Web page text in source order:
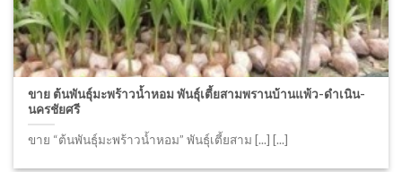
ขาย ต้นพันธุ์มะพร้าวน้ำหอม พันธุ์เตี้ยสามพรานบ้านแพ้ว-ดำเนิน-
นครชัยศรี
ขาย “ต้นพันธุ์มะพร้าวน้ำหอม” พันธุ์เตี้ยสาม [...] [...]